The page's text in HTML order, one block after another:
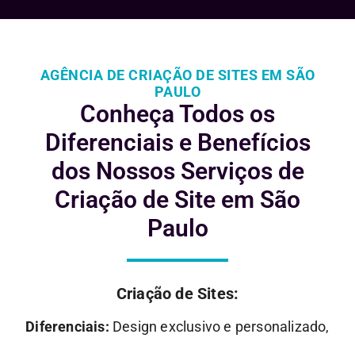
AGÊNCIA DE CRIAÇÃO DE SITES EM SÃO
PAULO
Conheça Todos os
Diferenciais e Benefícios
dos Nossos Serviços de
Criação de Site em São
Paulo
Criação de Sites:
Diferenciais: Design exclusivo e personalizado,